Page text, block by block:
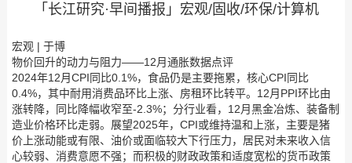
「长江研究·早间播报」宏观/固收/环保/计算机
宏观 | 于博
物价回升的动力与阻力——12月通胀数据点评
2024年12月CPI同比0.1%，食品仍是主要拖累，核心CPI同比
0.4%，其中耐用消费品环比上涨、房租环比转平。12月PPI环比由
涨转降，同比降幅收窄至-2.3%；分行业看，12月黑金冶炼、装备制
造业价格环比走弱。展望2025年，CPI或维持温和上涨，主要是猪
价上涨动能或有限、油价或面临较大下行压力，居民对未来收入信
心较弱、消费意愿不强；而积极的财政政策和适度宽松的货币政策